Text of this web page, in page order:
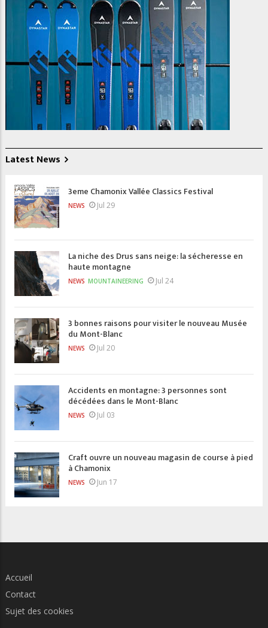
Latest News
3eme Chamonix Vallée Classics Festival
NEWS Jul 29
La niche des Drus sans neige: la sécheresse en
haute montagne
NEWS MOUNTAINEERING Jul 24
3 bonnes raisons pour visiter le nouveau Musée
du Mont-Blanc
NEWS Jul 20
Accidents en montagne: 3 personnes sont
décédées dans le Mont-Blanc
NEWS Jul 03
Craft ouvre un nouveau magasin de course à pied
à Chamonix
NEWS Jun 17
Accueil
Contact
Sujet des cookies